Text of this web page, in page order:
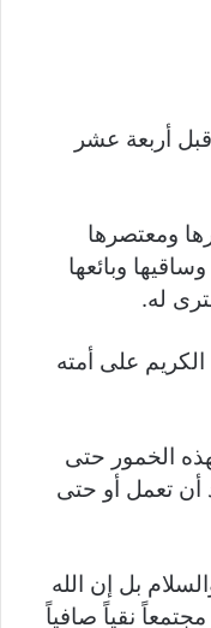
أربعة عشر
ومعتصرها
وبائعها
له.
على أمته
الخمور حتى
أن تعمل أو حتى
بل إن الله
نقياً صافياً